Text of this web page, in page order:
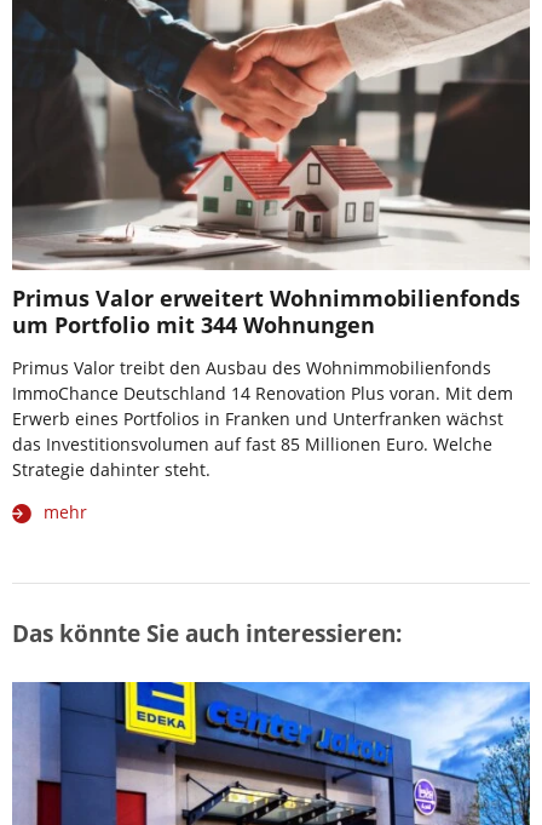
Primus Valor erweitert Wohnimmobilienfonds
um Portfolio mit 344 Wohnungen
Primus Valor treibt den Ausbau des Wohnimmobilienfonds
ImmoChance Deutschland 14 Renovation Plus voran. Mit dem
Erwerb eines Portfolios in Franken und Unterfranken wächst
das Investitionsvolumen auf fast 85 Millionen Euro. Welche
Strategie dahinter steht.
mehr
Das könnte Sie auch interessieren: